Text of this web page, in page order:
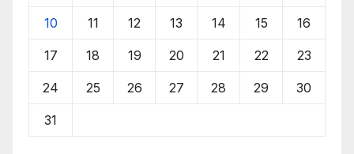
10 11 12 13 14 15 16
17 18 19 20 21 22 23
24 25 26 27 28 29 30
31